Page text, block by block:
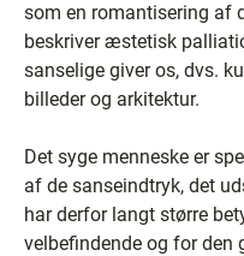
som en romantisering af
beskriver æstetisk
sanselige giver os, dvs.
billeder og arkitektur.
Det syge menneske er
af de sanseindtryk, det
har derfor langt større
velbefindende og for den